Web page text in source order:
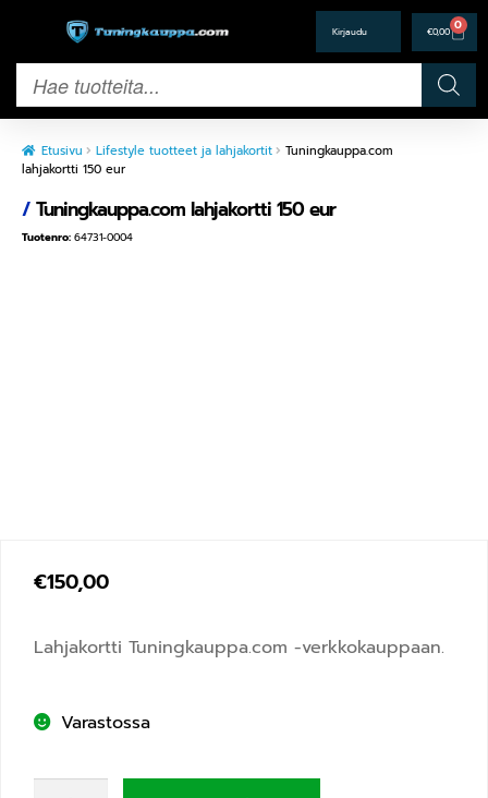
€0,00 0
Etusivu Lifestyle tuotteet ja lahjakortit
Tuningkauppa.com
lahjakortti 150 eur
/Tuningkauppa.com lahjakortti 150 eur
Tuotenro: 64731-0004
€150,00
Lahjakortti Tuningkauppa.com -verkkokauppaan.
Varastossa